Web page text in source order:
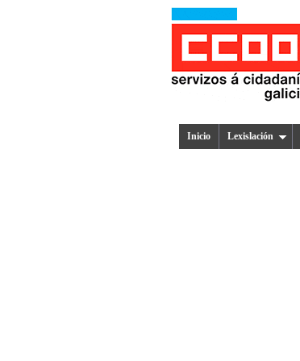
Inicio Lexislación